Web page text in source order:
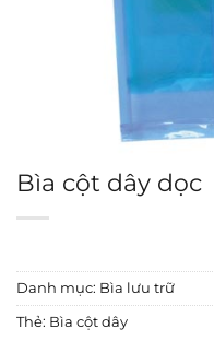
Bìa cột dây dọc
Danh mục: Bìa lưu trữ
Thẻ: Bìa cột dây